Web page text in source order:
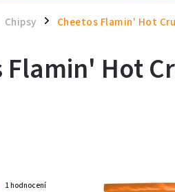
Chipsy / Cheetos Flamin' Hot
Flamin' Hot
1 hodnocení